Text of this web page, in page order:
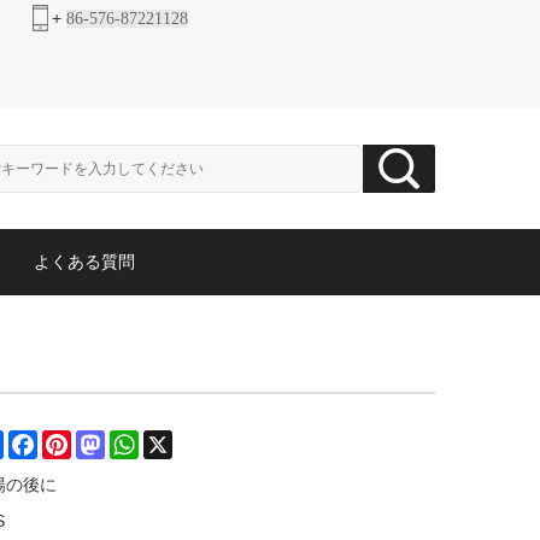
+ 86-576-87221128
よくある質問
ShareFacebookPinterestMastodonWhatsApp
の後に